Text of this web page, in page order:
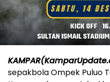
sepakbola Ompek Puluo